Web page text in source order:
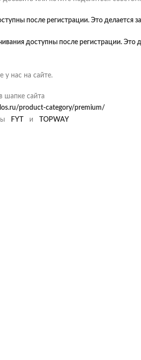
после регистрации. Это делается
доступны после регистрации. Это
нас на сайте.
шапке сайта
product-category/premium/
FYT и TOPWAY